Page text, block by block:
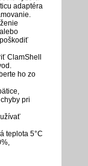
adaptéra
ClamShell
ho zo
pri
teplota 5°C